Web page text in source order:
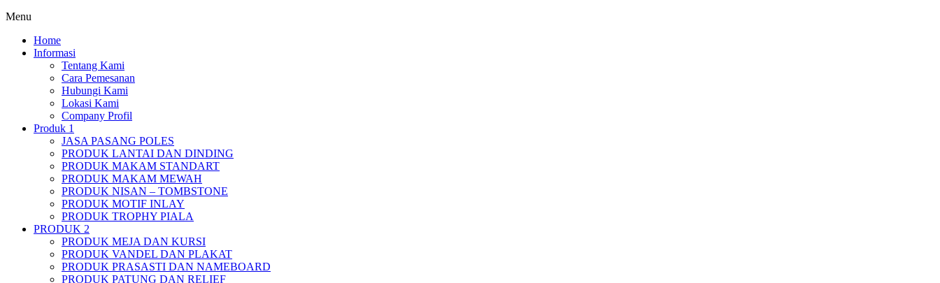
Menu
Home
Informasi
Tentang Kami
Cara Pemesanan
Hubungi Kami
Lokasi Kami
Company Profil
Produk 1
JASA PASANG POLES
PRODUK LANTAI DAN DINDING
PRODUK MAKAM STANDART
PRODUK MAKAM MEWAH
PRODUK NISAN – TOMBSTONE
PRODUK MOTIF INLAY
PRODUK TROPHY PIALA
PRODUK 2
PRODUK MEJA DAN KURSI
PRODUK VANDEL DAN PLAKAT
PRODUK PRASASTI DAN NAMEBOARD
PRODUK PATUNG DAN RELIEF